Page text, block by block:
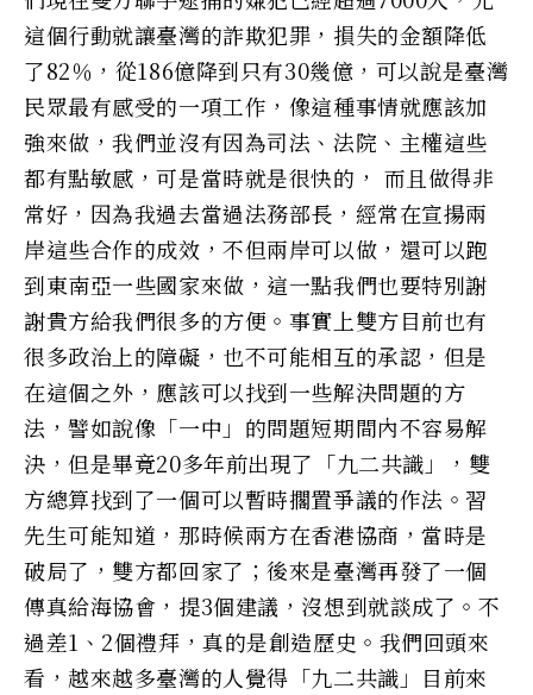
這個行動就讓臺灣的詐欺犯罪，損失的金額降低
了82％，從186億降到只有30幾億，可以說是臺灣
民眾最有感受的一項工作，像這種事情就應該加
強來做，我們並沒有因為司法、法院、主權這些
都有點敏感，可是當時就是很快的， 而且做得非
常好，因為我過去當過法務部長，經常在宣揚兩
岸這些合作的成效，不但兩岸可以做，還可以跑
到東南亞一些國家來做，這一點我們也要特別謝
謝貴方給我們很多的方便。事實上雙方目前也有
很多政治上的障礙，也不可能相互的承認，但是
在這個之外，應該可以找到一些解決問題的方
法，譬如說像「一中」的問題短期間內不容易解
決，但是畢竟20多年前出現了「九二共識」，雙
方總算找到了一個可以暫時擱置爭議的作法。習
先生可能知道，那時候兩方在香港協商，當時是
破局了，雙方都回家了；後來是臺灣再發了一個
傳真給海協會，提3個建議，沒想到就談成了。不
過差1、2個禮拜，真的是創造歷史。我們回頭來
看，越來越多臺灣的人覺得「九二共識」目前來